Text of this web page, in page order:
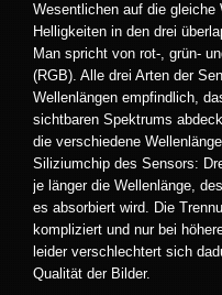
Wesentlichen auf die gleiche
Helligkeiten in den drei
Man spricht von rot-, grün-
(RGB). Alle drei Arten der
Wellenlängen empfindlich,
sichtbaren Spektrums
die verschiedene
Siliziumchip des Sensors:
je länger die Wellenlänge,
es absorbiert wird. Die
kompliziert und nur bei
leider verschlechtert sich
Qualität der Bilder.